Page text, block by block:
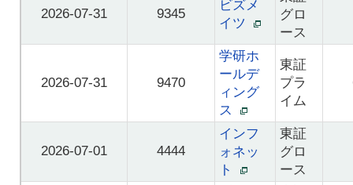
2026-07-31 9345
ビズメ
イツ
グロ
ース
2026-07-31 9470
学研ホ
ールデ
ィング
ス
東証
プラ
イム
2026-07-01 4444
インフ
ォネッ
ト
東証
グロ
ース